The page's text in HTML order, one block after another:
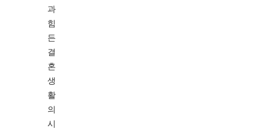
과
힘
든
결
혼
생
활
의
시